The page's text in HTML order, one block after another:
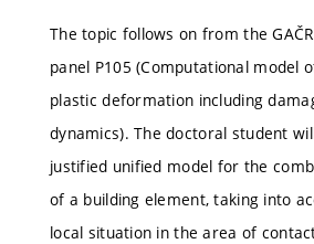
The topic follows on from the
panel P105 (Computational model
plastic deformation including
dynamics). The doctoral student
justified unified model for the
of a building element, taking into
local situation in the area of